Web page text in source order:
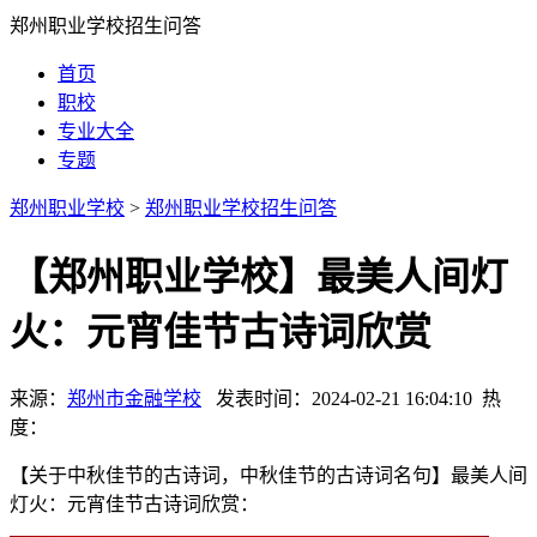
郑州职业学校招生问答
首页
职校
专业大全
专题
郑州职业学校 > 郑州职业学校招生问答
【郑州职业学校】最美人间灯
火：元宵佳节古诗词欣赏
来源： 郑州市金融学校 发表时间：2024-02-21 16:04:10 热
度：
【关于中秋佳节的古诗词，中秋佳节的古诗词名句】最美人间
灯火：元宵佳节古诗词欣赏：